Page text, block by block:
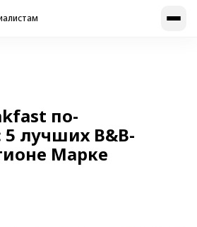
по-
5 лучших B&B-
Марке